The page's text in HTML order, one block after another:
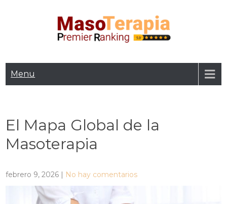
Masoterapia. Cursos de
Masoterapia. Ranking
Menu
El Mapa Global de la
Masoterapia
febrero 9, 2026 | No hay comentarios